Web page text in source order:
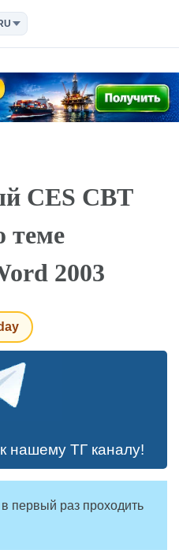
CES CBT
теме
2003
нашему ТГ каналу!
первый раз проходить